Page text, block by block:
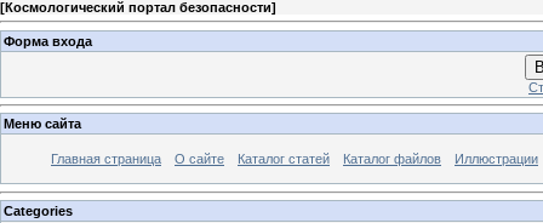
[Космологический портал безопасности]
Форма входа
Меню сайта
Главная страница О сайте Каталог статей Каталог файлов Иллюстрации
Categories